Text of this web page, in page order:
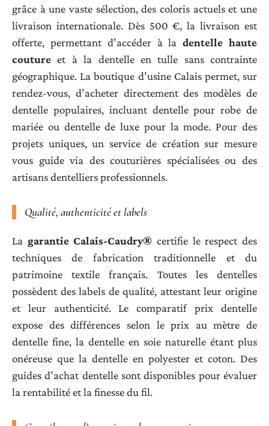
grâce à une vaste sélection, des coloris actuels et une
livraison internationale. Dès 500 €, la livraison est
offerte, permettant d’accéder à ladentelle haute
couture et à la dentelle en tulle sans contrainte
géographique. La boutique d’usine Calais permet, sur
rendez-vous, d’acheter directement des modèles de
dentelle populaires, incluant dentelle pour robe de
mariée ou dentelle de luxe pour la mode. Pour des
projets uniques, un service de création sur mesure
vous guide via des couturières spécialisées ou des
artisans dentelliers professionnels.
Qualité, authenticité et labels
La garantie Calais-Caudry® certifie le respect des
techniques de fabrication traditionnelle et du
patrimoine textile français. Toutes les dentelles
possèdent des labels de qualité, attestant leur origine
et leur authenticité. Le comparatif prix dentelle
expose des différences selon le prix au mètre de
dentelle fine, la dentelle en soie naturelle étant plus
onéreuse que la dentelle en polyester et coton. Des
guides d’achat dentelle sont disponibles pour évaluer
la rentabilité et la finesse du fil.